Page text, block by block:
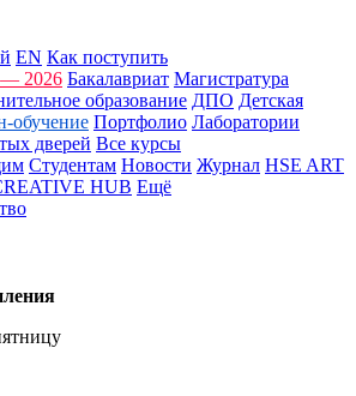
EN Как поступить
— 2026 Бакалавриат Магистратура
образование ДПО Детская
обучение Портфолио Лаборатории
дверей Все курсы
Студентам Новости Журнал HSE ART
HUB Ещё